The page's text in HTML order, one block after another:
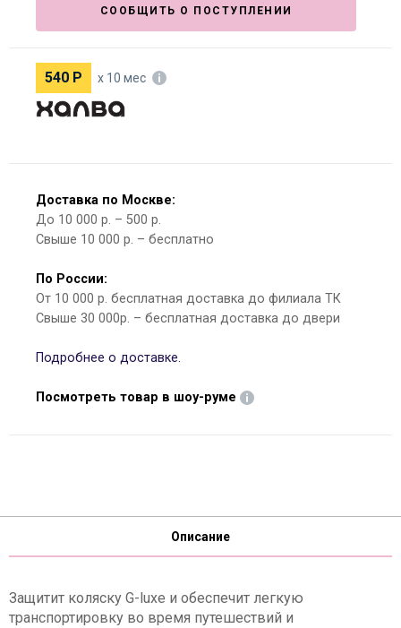
СООБЩИТЬ О ПОСТУПЛЕНИИ
540 Р х 10 мес
Доставка по Москве:
До 10 000 р. – 500 р.
Свыше 10 000 р. – бесплатно
По России:
От 10 000 р. бесплатная доставка до филиала ТК
Свыше 30 000р. – бесплатная доставка до двери
Подробнее о доставке.
Посмотреть товар в шоу-руме
Описание
Защитит коляску G-luxe и обеспечит легкую
транспортировку во время путешествий и